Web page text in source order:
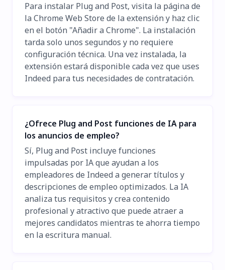
Para instalar Plug and Post, visita la página de
la Chrome Web Store de la extensión y haz clic
en el botón "Añadir a Chrome". La instalación
tarda solo unos segundos y no requiere
configuración técnica. Una vez instalada, la
extensión estará disponible cada vez que uses
Indeed para tus necesidades de contratación.
¿Ofrece Plug and Post funciones de IA para
los anuncios de empleo?
Sí, Plug and Post incluye funciones
impulsadas por IA que ayudan a los
empleadores de Indeed a generar títulos y
descripciones de empleo optimizados. La IA
analiza tus requisitos y crea contenido
profesional y atractivo que puede atraer a
mejores candidatos mientras te ahorra tiempo
en la escritura manual.